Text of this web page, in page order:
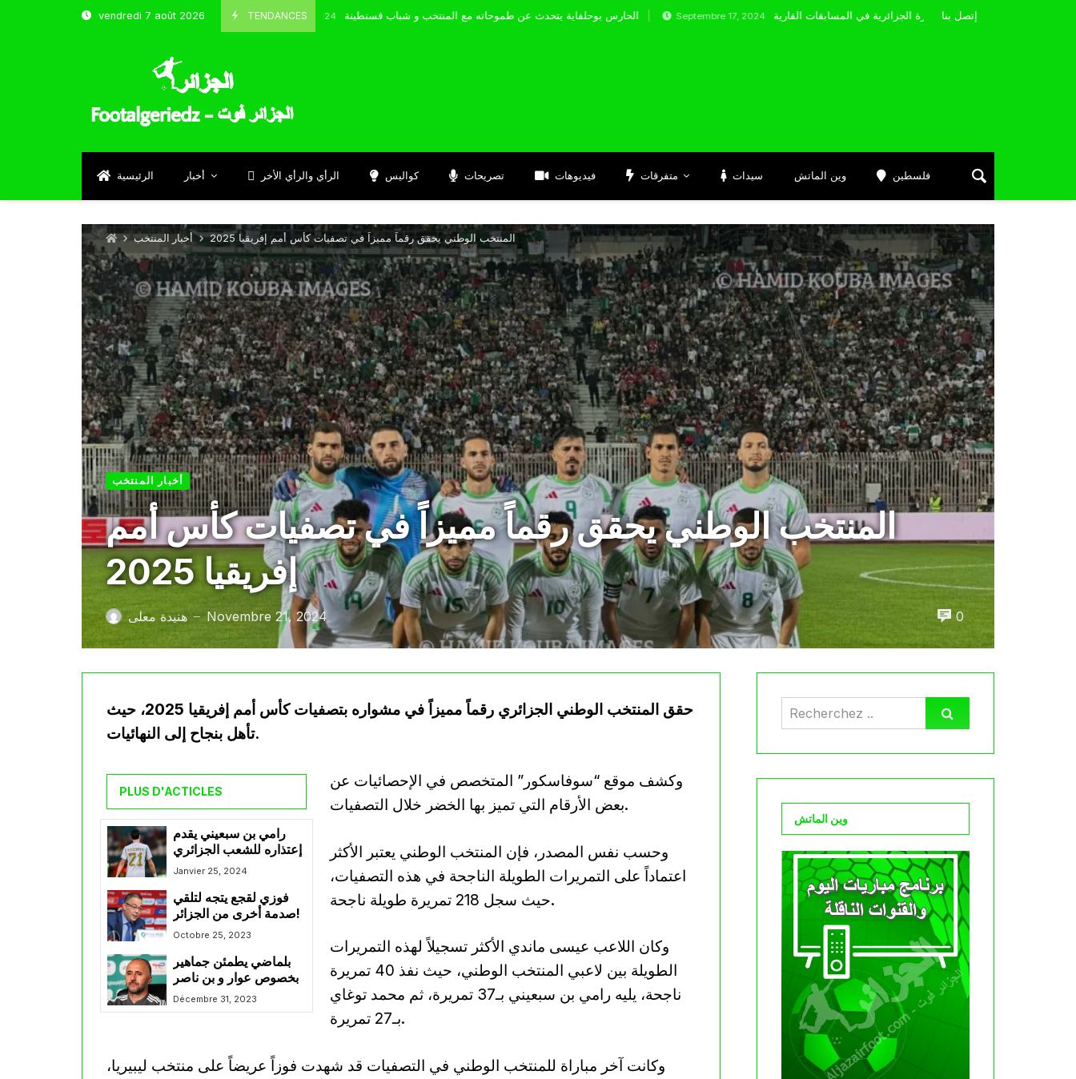
vendredi 7 août 2026 TENDANCES
Octobre 8, 2024 الحارس بوحلفاية يتحدث عن طموحاته مع المنتخب و شباب قسنطينة Septembre 17, 2024 إتصل بنا
الرئيسية أخبار الرأي والرأي الأخر كواليس تصريحات فيديوهات متفرقات سيدات وين الماتش فلسطين
أخبار المنتخب المنتخب الوطني يحقق رقماً مميزاً في تصفيات كأس أمم إفريقيا 2025
أخبار المنتخب
المنتخب الوطني يحقق رقماً مميزاً في تصفيات كأس أمم
إفريقيا 2025
هنيدة معلى — Novembre 21, 2024 0
حقق المنتخب الوطني الجزائري رقماً مميزاً في مشواره بتصفيات كأس أمم إفريقيا 2025، حيث
تأهل بنجاح إلى النهائيات.
PLUS D'ACTICLES
رامي بن سبعيني يقدم
إعتذاره للشعب الجزائري
Janvier 25, 2024
فوزي لقجع يتجه لتلقي
صدمة أخرى من الجزائر!
Octobre 25, 2023
بلماضي يطمئن جماهير
بخصوص عوار و بن ناصر
Décembre 31, 2023
وكشف موقع “سوفاسكور” المتخصص في الإحصائيات عن
بعض الأرقام التي تميز بها الخضر خلال التصفيات.
وحسب نفس المصدر، فإن المنتخب الوطني يعتبر الأكثر
اعتماداً على التمريرات الطويلة الناجحة في هذه التصفيات،
حيث سجل 218 تمريرة طويلة ناجحة.
وكان اللاعب عيسى ماندي الأكثر تسجيلاً لهذه التمريرات
الطويلة بين لاعبي المنتخب الوطني، حيث نفذ 40 تمريرة
ناجحة، يليه رامي بن سبعيني بـ37 تمريرة، ثم محمد توغاي
بـ27 تمريرة.
وكانت آخر مباراة للمنتخب الوطني في التصفيات قد شهدت فوزاً عريضاً على منتخب ليبيريا،
وين الماتش